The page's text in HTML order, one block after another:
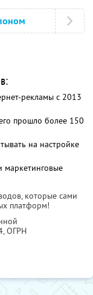
рекламы с 2013
прошло более 150
на настройке
маркетинговые
которые сами
платформ!
, ОГРН